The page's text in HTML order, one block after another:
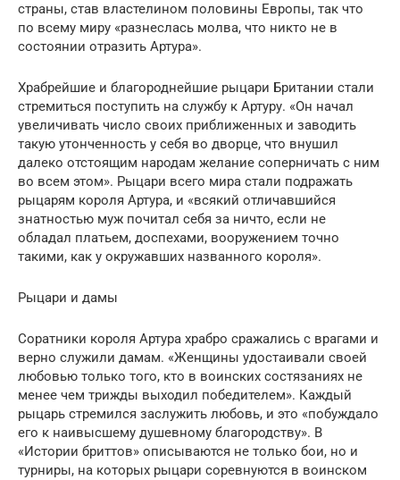
страны, став властелином половины Европы, так что
по всему миру «разнеслась молва, что никто не в
состоянии отразить Артура».
Храбрейшие и благороднейшие рыцари Британии стали
стремиться поступить на службу к Артуру. «Он начал
увеличивать число своих приближенных и заводить
такую утонченность у себя во дворце, что внушил
далеко отстоящим народам желание соперничать с ним
во всем этом». Рыцари всего мира стали подражать
рыцарям короля Артура, и «всякий отличавшийся
знатностью муж почитал себя за ничто, если не
обладал платьем, доспехами, вооружением точно
такими, как у окружавших названного короля».
Рыцари и дамы
Соратники короля Артура храбро сражались с врагами и
верно служили дамам. «Женщины удостаивали своей
любовью только того, кто в воинских состязаниях не
менее чем трижды выходил победителем». Каждый
рыцарь стремился заслужить любовь, и это «побуждало
его к наивысшему душевному благородству». В
«Истории бриттов» описываются не только бои, но и
турниры, на которых рыцари соревнуются в воинском